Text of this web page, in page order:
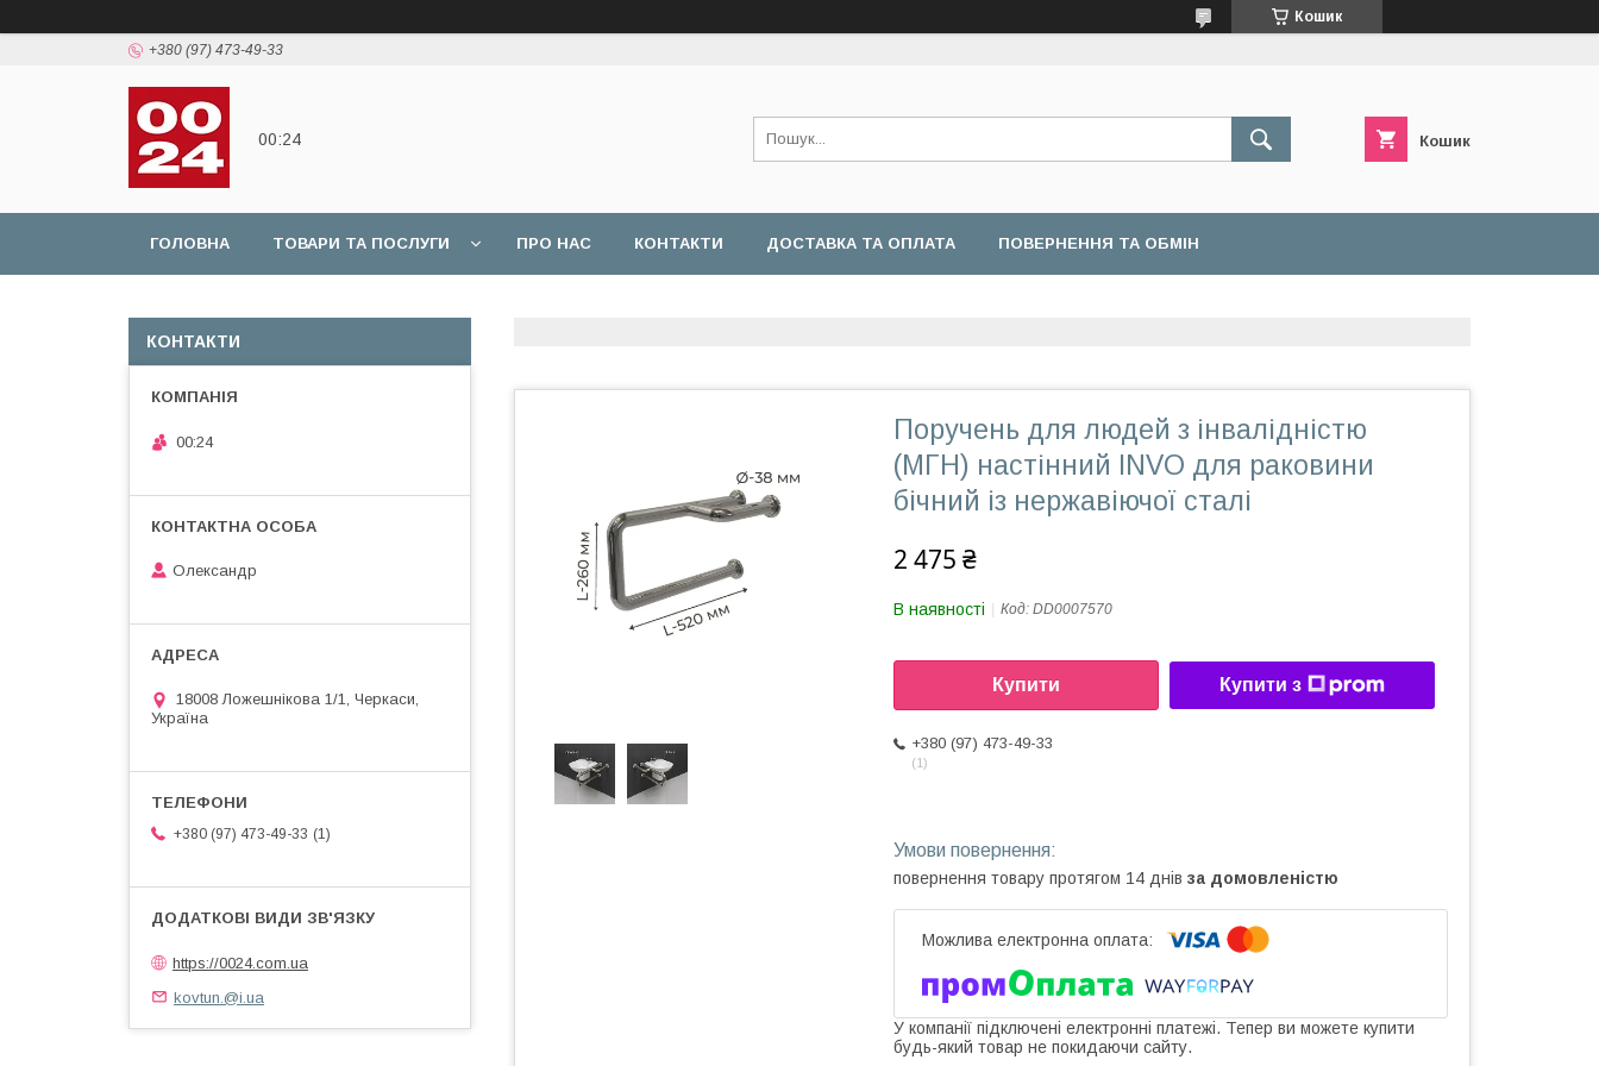
Кошик
+380 (97) 473-49-33
00:24 Кошик
ГОЛОВНА ТОВАРИ ТА ПОСЛУГИ ПРО НАС КОНТАКТИ ДОСТАВКА ТА ОПЛАТА ПОВЕРНЕННЯ ТА ОБМІН
Поручень для людей з інвалідністю
(МГН) настінний INVO для раковини
бічний із нержавіючої сталі
2 475 ₴
В наявності Код: DD0007570
Купити Купити з
+380 (97) 473-49-33
1
повернення товару протягом 14 днів за домовленістю
У компанії підключені електронні платежі. Тепер ви можете купити
будь-який товар не покидаючи сайту.
КОНТАКТИ
00:24
Олександр
18008 Ложешнікова 1/1, Черкаси,
Україна
+380 (97) 473-49-33 1
https://0024.com.ua
kovtun.@i.ua